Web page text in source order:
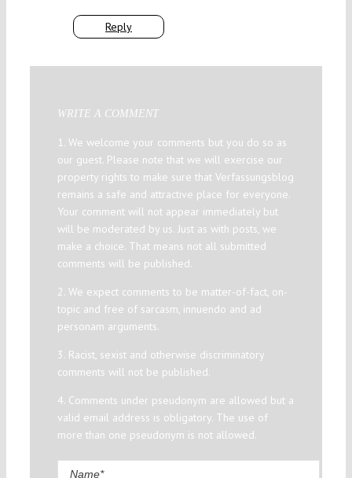
Reply
WRITE A COMMENT
1. We welcome your comments but you do so as
our guest. Please note that we will exercise our
property rights to make sure that Verfassungsblog
remains a safe and attractive place for everyone.
Your comment will not appear immediately but
will be moderated by us. Just as with posts, we
make a choice. That means not all submitted
comments will be published.
2. We expect comments to be matter-of-fact, on-
topic and free of sarcasm, innuendo and ad
personam arguments.
3. Racist, sexist and otherwise discriminatory
comments will not be published.
4. Comments under pseudonym are allowed but a
valid email address is obligatory. The use of
more than one pseudonym is not allowed.